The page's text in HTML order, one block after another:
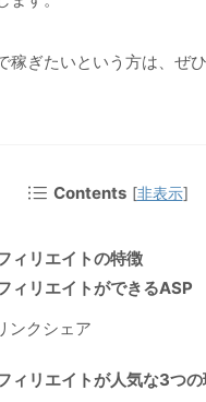
稼ぎたいという方は、ぜ
Contents [非表示]
ィリエイトの特徴
ィリエイトができるASP
ンクシェア
ィリエイトが人気な3つの